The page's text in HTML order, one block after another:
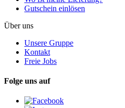
Gutschein einlösen
Über uns
Unsere Gruppe
Kontakt
Freie Jobs
Folge uns auf